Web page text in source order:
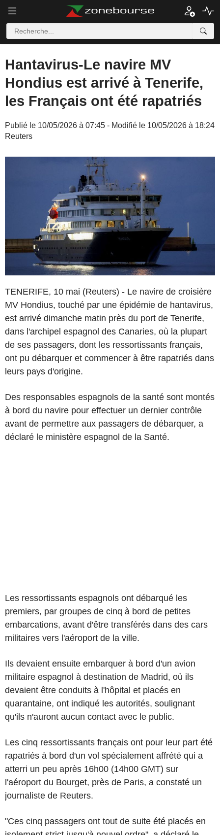
Hantavirus-Le navire MV
Hondius est arrivé à Tenerife,
les Français ont été rapatriés
Publié le 10/05/2026 à 07:45 - Modifié le 10/05/2026 à 18:24
Reuters
TENERIFE, 10 mai (Reuters) - Le navire de croisière
MV Hondius, touché par une épidémie de hantavirus,
est arrivé dimanche matin près du port de Tenerife,
dans l'archipel espagnol des Canaries, où la plupart
de ses passagers, dont les ressortissants français,
ont pu débarquer et commencer à être rapatriés dans
leurs pays d'origine.
Des responsables espagnols de la santé sont montés
à bord du navire pour effectuer un dernier contrôle
avant de permettre aux passagers de débarquer, a
déclaré le ministère espagnol de la Santé.
Les ressortissants espagnols ont débarqué les
premiers, par groupes de cinq à bord de petites
embarcations, avant d'être transférés dans des cars
militaires vers l'aéroport de la ville.
Ils devaient ensuite embarquer à bord d'un avion
militaire espagnol à destination de Madrid, où ils
devaient être conduits à l'hôpital et placés en
quarantaine, ont indiqué les autorités, soulignant
qu'ils n'auront aucun contact avec le public.
Les cinq ressortissants français ont pour leur part été
rapatriés à bord d'un vol spécialement affrété qui a
atterri un peu après 16h00 (14h00 GMT) sur
l'aéroport du Bourget, près de Paris, a constaté un
journaliste de Reuters.
"Ces cinq passagers ont tout de suite été placés en